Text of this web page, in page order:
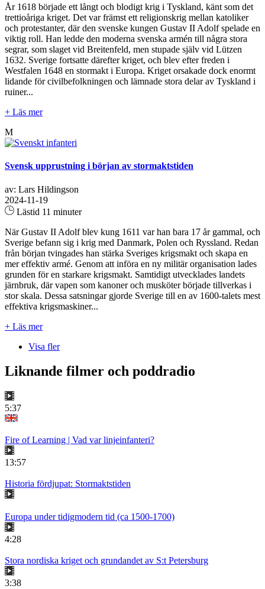
År 1618 började ett långt och blodigt krig i Tyskland, känt som det
trettioåriga kriget. Det var främst ett religionskrig mellan katoliker
och protestanter, där den svenske kungen Gustav II Adolf spelade en
viktig roll. Han ledde den moderna svenska armén till några stora
segrar, som slaget vid Breitenfeld, men stupade själv vid Lützen
1632. Sverige fortsatte därefter kriget, och blev efter freden i
Westfalen 1648 en stormakt i Europa. Kriget orsakade dock enormt
lidande för civilbefolkningen och lämnade stora delar av Tyskland i
ruiner...
+ Läs mer
M
Svensk upprustning i början av stormaktstiden
av: Lars Hildingson
2024-11-19
Lästid 11 minuter
När Gustav II Adolf blev kung 1611 var han bara 17 år gammal, och
Sverige befann sig i krig med Danmark, Polen och Ryssland. Redan
från början tvingades han stärka Sveriges krigsmakt och skapa en
mer effektiv armé. Genom att införa en ny militär organisation lades
grunden för en starkare krigsmakt. Samtidigt utvecklades landets
järnbruk, där vapen som kanoner och musköter började tillverkas i
stor skala. Dessa satsningar gjorde Sverige till en av 1600-talets mest
effektiva krigsmaskiner...
+ Läs mer
Visa fler
Liknande filmer och poddradio
5:37
Fire of Learning | Vad var linjeinfanteri?
13:57
Historia fördjupat: Stormaktstiden
Europa under tidigmodern tid (ca 1500-1700)
4:28
Stora nordiska kriget och grundandet av S:t Petersburg
3:38